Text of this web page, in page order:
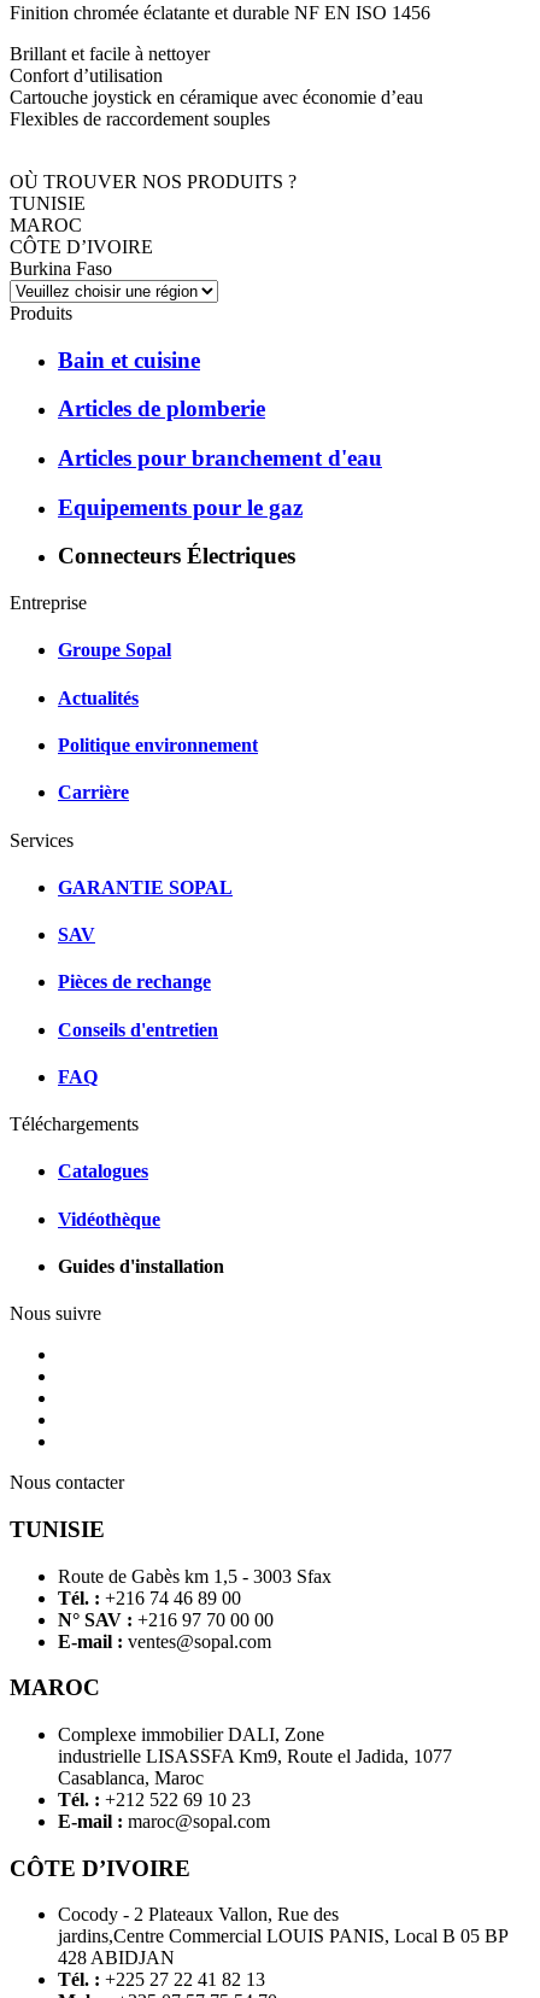
Finition chromée éclatante et durable NF EN ISO 1456
Brillant et facile à nettoyer
Confort d’utilisation
Cartouche joystick en céramique avec économie d’eau
Flexibles de raccordement souples
OÙ TROUVER NOS PRODUITS ?
TUNISIE
MAROC
CÔTE D’IVOIRE
Burkina Faso
Produits
Bain et cuisine
Articles de plomberie
Articles pour branchement d'eau
Equipements pour le gaz
Connecteurs Électriques
Entreprise
Groupe Sopal
Actualités
Politique environnement
Carrière
Services
GARANTIE SOPAL
SAV
Pièces de rechange
Conseils d'entretien
FAQ
Téléchargements
Catalogues
Vidéothèque
Guides d'installation
Nous suivre
Nous contacter
TUNISIE
Route de Gabès km 1,5 - 3003 Sfax
Tél. : +216 74 46 89 00
N° SAV : +216 97 70 00 00
E-mail : ventes@sopal.com
MAROC
Complexe immobilier DALI, Zone
industrielle LISASSFA Km9, Route el Jadida, 1077
Casablanca, Maroc
Tél. : +212 522 69 10 23
E-mail : maroc@sopal.com
CÔTE D’IVOIRE
Cocody - 2 Plateaux Vallon, Rue des
jardins,Centre Commercial LOUIS PANIS, Local B 05 BP
428 ABIDJAN
Tél. : +225 27 22 41 82 13